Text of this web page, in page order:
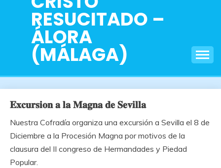
RESUCITADO –
ÁLORA
(MÁLAGA)
𝐄𝐱𝐜𝐮𝐫𝐬𝐢𝐨𝐧 𝐚 𝐥𝐚 𝐌𝐚𝐠𝐧𝐚 𝐝𝐞 𝐒𝐞𝐯𝐢𝐥𝐥𝐚
Nuestra Cofradía organiza una excursión a Sevilla el 8 de
Diciembre a la Procesión Magna por motivos de la
clausura del II congreso de Hermandades y Piedad
Popular.